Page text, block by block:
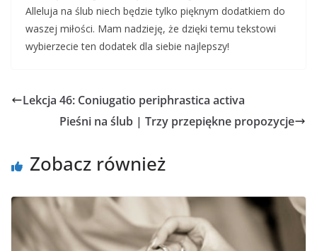
Alleluja na ślub niech będzie tylko pięknym dodatkiem do
waszej miłości. Mam nadzieję, że dzięki temu tekstowi
wybierzecie ten dodatek dla siebie najlepszy!
Lekcja 46: Coniugatio periphrastica activa
Pieśni na ślub | Trzy przepiękne propozycje
Zobacz również